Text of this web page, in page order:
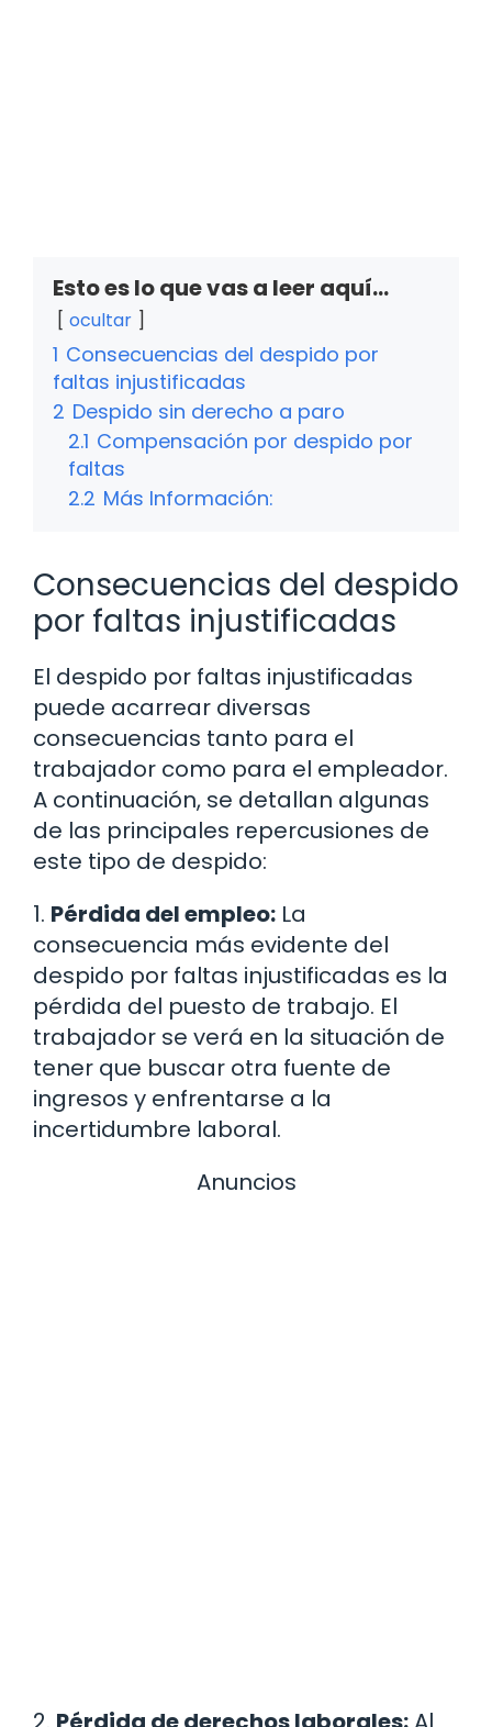
Esto es lo que vas a leer aquí...
ocultar
1 Consecuencias del despido por
faltas injustificadas
2 Despido sin derecho a paro
2.1 Compensación por despido por
faltas
2.2 Más Información:
Consecuencias del despido
por faltas injustificadas
El despido por faltas injustificadas
puede acarrear diversas
consecuencias tanto para el
trabajador como para el empleador.
A continuación, se detallan algunas
de las principales repercusiones de
este tipo de despido:
1. Pérdida del empleo: La
consecuencia más evidente del
despido por faltas injustificadas es la
pérdida del puesto de trabajo. El
trabajador se verá en la situación de
tener que buscar otra fuente de
ingresos y enfrentarse a la
incertidumbre laboral.
Anuncios